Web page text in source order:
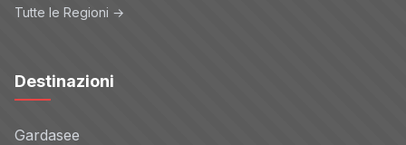
Tutte le Regioni →
Destinazioni
Gardasee